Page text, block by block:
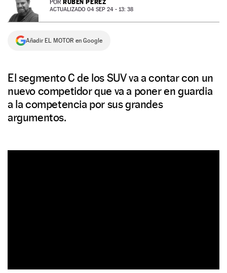
NEWSLETTER
SÍGUENOS
POR RUBÉN PÉREZ
ACTUALIZADO 04 SEP 24 - 13: 38
Añadir EL MOTOR en Google
El segmento C de los SUV va a contar con un
nuevo competidor que va a poner en guardia
a la competencia por sus grandes
argumentos.